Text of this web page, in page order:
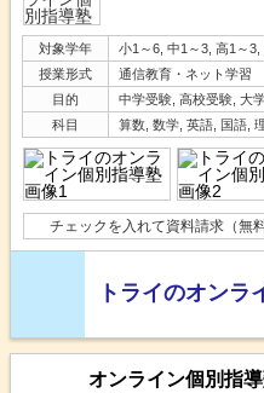
対象学年
小1～6, 中1～3, 高1～3,
授業形式
通信教育・ネット学習
目的
中学受験, 高校受験, 大
科目
算数, 数学, 英語, 国語,
チェックを入れて資料請求（無料
トライのオンラ
オンライン個別